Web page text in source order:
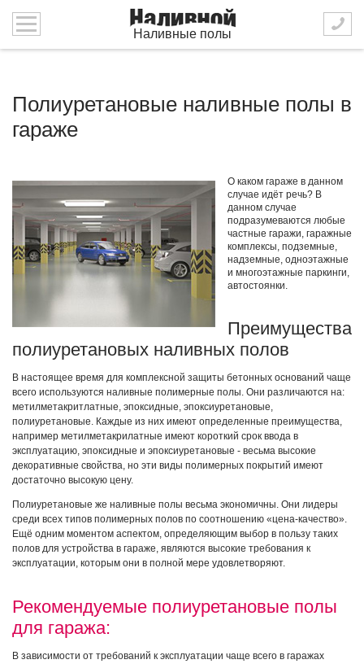
Наливные полы
Полиуретановые наливные полы в
гараже
О каком гараже в данном
случае идёт речь? В
данном случае
подразумеваются любые
частные гаражи, гаражные
комплексы, подземные,
надземные, одноэтажные
и многоэтажные паркинги,
автостоянки.
Преимущества
полиуретановых наливных полов
В настоящее время для комплексной защиты бетонных оснований чаще
всего используются наливные полимерные полы. Они различаются на:
метилметакритлатные, эпоксидные, эпоксиуретановые,
полиуретановые. Каждые из них имеют определенные преимущества,
например метилметакрилатные имеют короткий срок ввода в
эксплуатацию, эпоксидные и эпоксиуретановые - весьма высокие
декоративные свойства, но эти виды полимерных покрытий имеют
достаточно высокую цену.
Полиуретановые же наливные полы весьма экономичны. Они лидеры
среди всех типов полимерных полов по соотношению «цена-качество».
Ещё одним моментом аспектом, определяющим выбор в пользу таких
полов для устройства в гараже, являются высокие требования к
эксплуатации, которым они в полной мере удовлетворяют.
Рекомендуемые полиуретановые полы
для гаража:
В зависимости от требований к эксплуатации чаще всего в гаражах